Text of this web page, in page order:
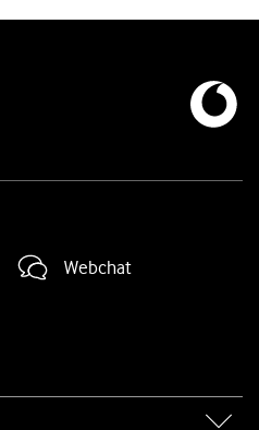
e voltar ao ecrã inicial.
Webchat